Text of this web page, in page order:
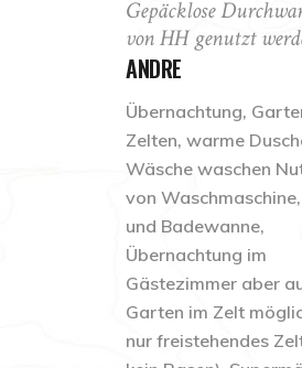
Gepäcklose
von HH genutzt
ANDRE
Übernachtung,
Zelten, warme
Wäsche waschen
von
und Badewanne,
Übernachtung im
Gästezimmer aber
Garten im Zelt
nur freistehendes